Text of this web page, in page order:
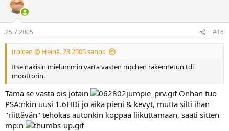
25.7.2005 #16
(rolcen @ Heinä. 23 2005 sanoi:
Itse näkisin mielummin varta vasten mp:hen rakennetun tdi
moottorin.
Tämä se vasta ois jotain
Onhan tuo
PSA:nkin uusi 1.6HDi jo aika pieni & kevyt, mutta silti ihan
"riittävän" tehokas autonkin koppaa liikuttamaan, saati sitten
mp:n